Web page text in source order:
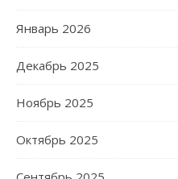
Январь 2026
Декабрь 2025
Ноябрь 2025
Октябрь 2025